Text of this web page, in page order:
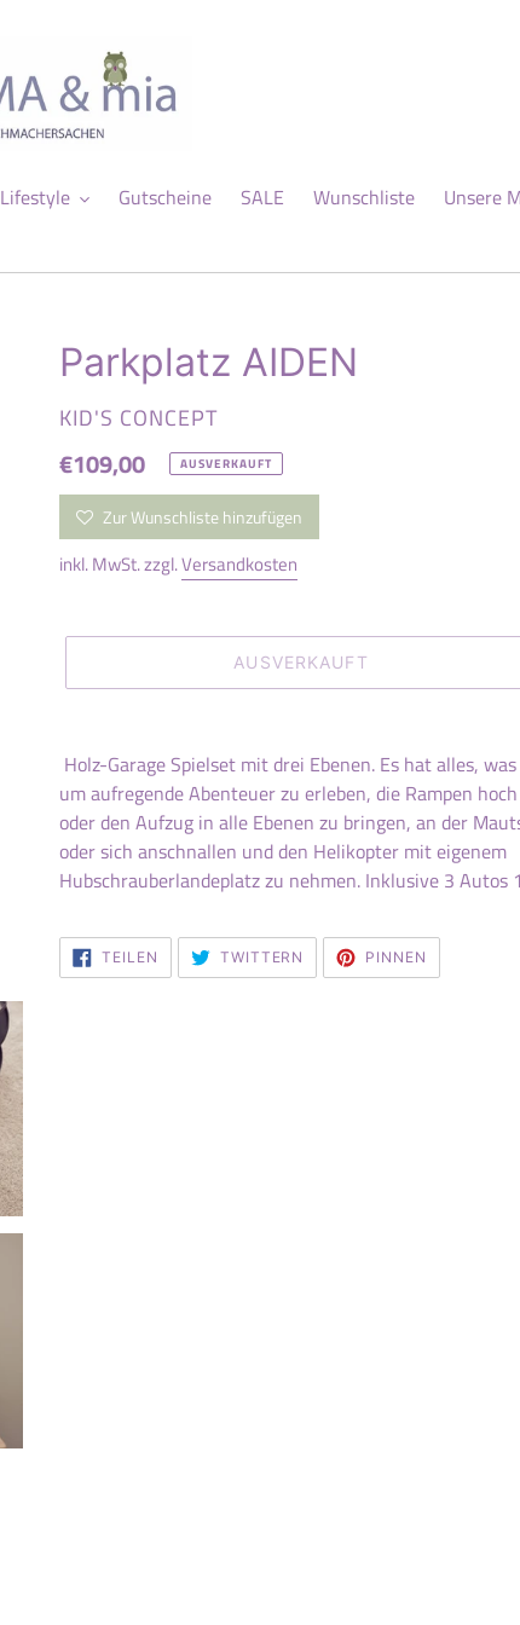
Lifestyle Gutscheine SALE Wunschliste Unsere
Parkplatz AIDEN
VERKÄUFER
KID'S CONCEPT
Normaler
Preis
€109,00 AUSVERKAUFT
Zur Wunschliste hinzufügen
inkl. MwSt. zzgl.Versandkosten
AUSVERKAUFT
wird
zum
Warenkorb
hinzugefügt
Holz-Garage Spielset mit drei Ebenen. Es hat alles,
um aufregende Abenteuer zu erleben, die Rampen
oder den Aufzug in alle Ebenen zu bringen, an der
oder sich anschnallen und den Helikopter mit eigenem
Hubschrauberlandeplatz zu nehmen. Inklusive 3 Autos
TEILEN
FACEBOOK
TEILEN
TWITTERN
TWITTER
TWITTERN
PINNEN
PINNEN